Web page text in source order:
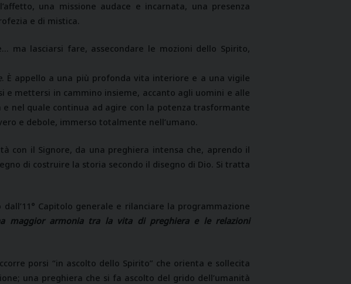
una missione audace e incarnata, una presenza
e di mistica.
ma lasciarsi fare, assecondare le mozioni dello Spirito,
. È appello a una più profonda vita interiore e a una vigile
e mettersi in cammino insieme, accanto agli uomini e alle
nel quale continua ad agire con la potenza trasformante
e debole, immerso totalmente nell’umano.
con il Signore, da una preghiera intensa che, aprendo il
di costruire la storia secondo il disegno di Dio. Si tratta
Capitolo generale e rilanciare la programmazione
maggior armonia tra la vita di preghiera e le relazioni
porsi “in ascolto dello Spirito” che orienta e sollecita
una preghiera che si fa ascolto del grido dell’umanità